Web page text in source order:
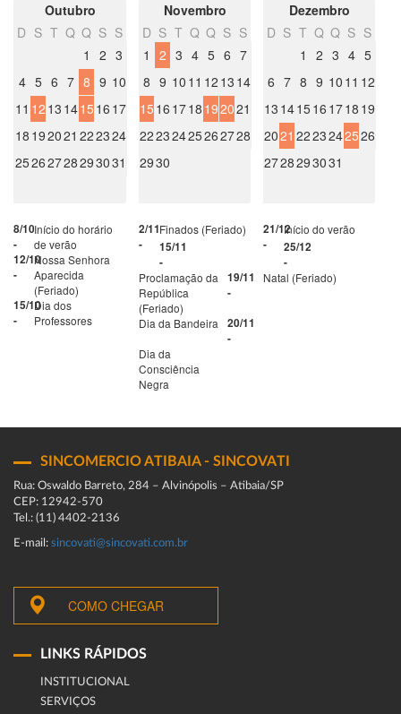
Outubro
D S T Q Q S S
1
2 3
4 5 6 7 8 9 10
11 12 13 1415 16 17
18 192021 222324
25262728293031
8/10
-
Início do horário
de verão
12/10
-
Nossa Senhora
Aparecida
(Feriado)
15/10
-
Dia dos
Professores
Novembro
D S T Q Q S S
1
2 3 4 5 6 7
8 9 10 11 12 13 14
15 16 1718 192021
22232425262728
2930
2/11
-
Finados (Feriado)
15/11
-
Proclamação da
República
(Feriado)
19/11
-
Dia da Bandeira
20/11
-
Dia da
Consciência
Negra
Dezembro
D S T Q Q S S
1
2 3 4 5
6 7 8 9 10 11 12
13 141516 1718 19
2021 2223242526
2728293031
21/12
-
Início do verão
25/12
-
Natal (Feriado)
SINCOMERCIO ATIBAIA - SINCOVATI
Rua: Oswaldo Barreto, 284 – Alvinópolis – Atibaia/SP
CEP: 12942-570
Tel.: (11) 4402-2136
E-mail: sincovati@sincovati.com.br
COMO CHEGAR
LINKS RÁPIDOS
INSTITUCIONAL
SERVIÇOS